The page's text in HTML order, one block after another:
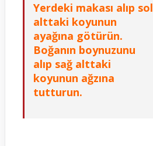
Yerdeki makası alıp sol
alttaki koyunun
ayağına götürün.
Boğanın boynuzunu
alıp sağ alttaki
koyunun ağzına
tutturun.